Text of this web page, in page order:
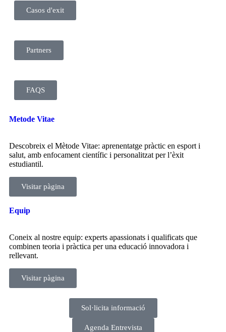
Casos d'exit
Partners
FAQS
Metode Vitae
Descobreix el Mètode Vitae: aprenentatge pràctic en esport i
salut, amb enfocament científic i personalitzat per l’èxit
estudiantil.
Visitar pàgina
Equip
Coneix al nostre equip: experts apassionats i qualificats que
combinen teoria i pràctica per una educació innovadora i
rellevant.
Visitar pàgina
Sol·licita informació
Agenda Entrevista